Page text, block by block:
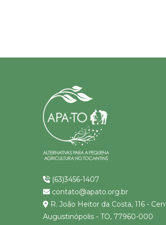
(63)3456-1407
contato@apato.org.br
R. João Heitor da Costa, 116 -
Augustinópolis - TO, 77960-000